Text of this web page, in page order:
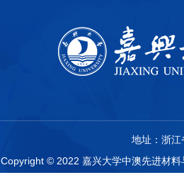
地址：浙
Copyright © 2022 嘉兴大学中澳先进